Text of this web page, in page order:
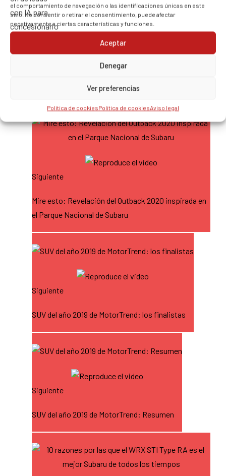
el comportamiento de navegación o las identificaciones únicas en este
sitio. No consentir o retirar el consentimiento, puede afectar
negativamente a ciertas características y funciones.
Aceptar
Denegar
Ver preferencias
Política de cookiesPolítica de cookiesAviso legal
Primera prueba: Subaru WRX STI S209 2019
Siguiente
Mire esto: Revelación del Outback 2020 inspirada en
el Parque Nacional de Subaru
Siguiente
SUV del año 2019 de MotorTrend: los finalistas
Siguiente
SUV del año 2019 de MotorTrend: Resumen